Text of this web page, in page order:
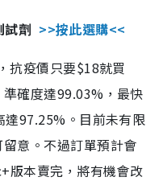
劑 >>按此選購<<
抗疫價只要$18就買
確度達99.03%，最快
達97.25%。目前未有限
意。不過訂單預計會
版本賣完，將有機會改